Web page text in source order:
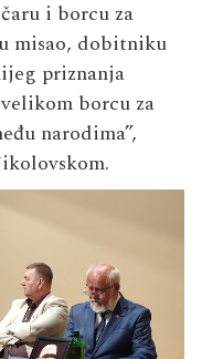
i borcu za
misao, dobitniku
priznanja
borcu za
narodima”,